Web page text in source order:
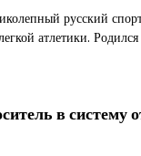
русский
атлетики.
в систему